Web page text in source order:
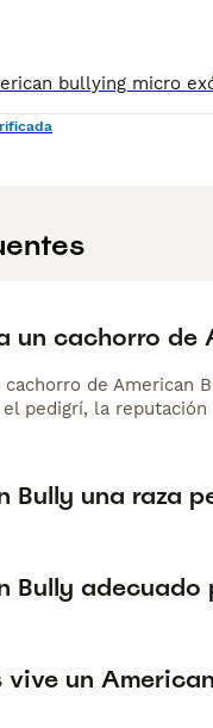
un cachorro de
de American
pedigrí, la
Bully una raza
Bully adecuado
un